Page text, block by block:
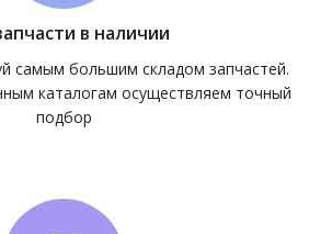
в наличии
самым большим складом запчастей.
каталогам осуществляем точный
подбор